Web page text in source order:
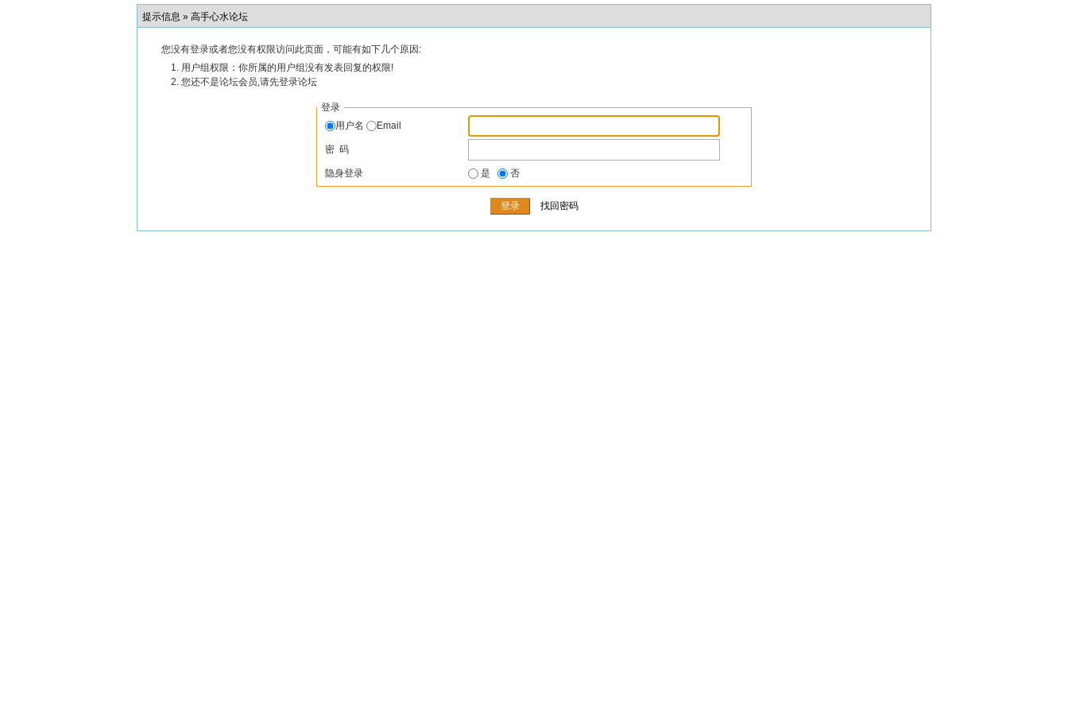
提示信息 » 高手心水论坛
您没有登录或者您没有权限访问此页面，可能有如下几个原因:
用户组权限：你所属的用户组没有发表回复的权限!
您还不是论坛会员,请先登录论坛
登录
用户名
Email
密 码
隐身登录 是 否
找回密码